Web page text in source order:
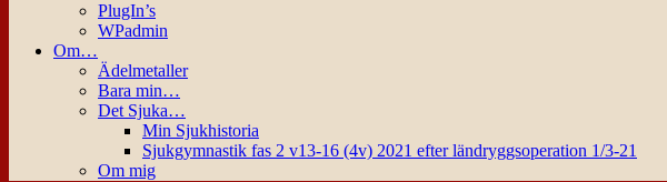
PlugIn’s
WPadmin
Om…
Ädelmetaller
Bara min…
Det Sjuka…
Min Sjukhistoria
Sjukgymnastik fas 2 v13-16 (4v) 2021 efter ländryggsoperation 1/3-21
Om mig